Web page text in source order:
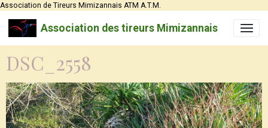
Association de Tireurs Mimizannais ATM A.T.M.
Association des tireurs Mimizannais
DSC_2558